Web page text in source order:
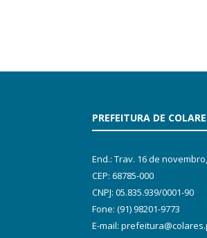
PREFEITURA DE
End.: Trav. 16 de
CEP: 68785-000
CNPJ: 05.835.939/0001-90
Fone: (91) 98201-9773
E-mail: